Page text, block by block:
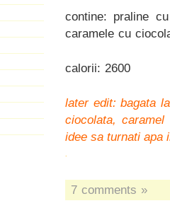
contine: praline
caramele cu
calorii: 2600
later edit: bagata
ciocolata,
idee sa turnati apa
.
7 comments »